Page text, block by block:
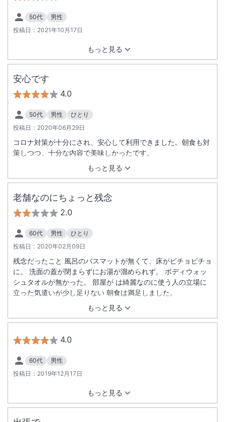
50代
男性
投稿日： 2021年10月17日
もっと見る
安心です
4.0
50代 男性
ひとり
投稿日： 2020年06月29日
もっと見る
コロナ対策が十分にされ、安心して利用できました。朝食も対
策しつつ、十分な内容で美味しかったです。
老舗なのにちょっと残念
2.0
60代 男性
ひとり
投稿日： 2020年02月09日
もっと見る
残念だったこと 風呂のバスマットが無くて、床がビチョビチョ
に。 洗面の蓋が閉まらずにお湯が溜められず。 ボディウォッ
シュタオルが無かった。 部屋が は綺麗なのに使う人の立場に
立った気遣いが少し足りない 朝食は満足しました。
4.0
60代
男性
投稿日： 2019年12月17日
もっと見る